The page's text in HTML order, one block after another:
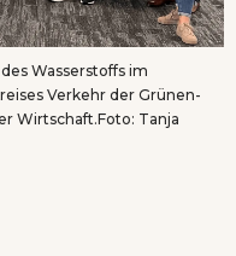
Wasserstoffs im
Verkehr der Grünen-
Wirtschaft.Foto: Tanja